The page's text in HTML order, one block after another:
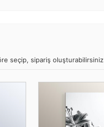
seçip, sipariş oluşturabilirsiniz